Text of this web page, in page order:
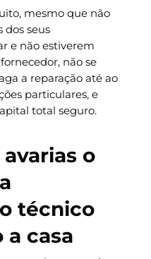
mesmo que não
dos seus
e não estiverem
não se
a reparação até ao
particulares, e
total seguro.
o
técnico
a casa